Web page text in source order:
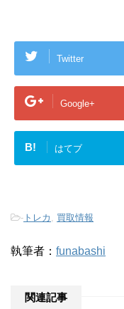
Twitter
Google+
B! はてブ
- トレカ , 買取情報
執筆者： funabashi
関連記事